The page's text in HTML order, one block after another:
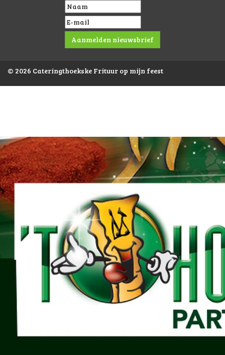
© 2026 Cateringthoekske Frituur op mijn feest